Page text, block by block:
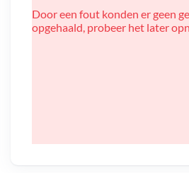
Door een fout konden er geen
opgehaald, probeer het later